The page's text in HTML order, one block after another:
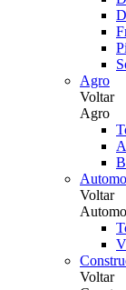
Agro
Voltar
Agro
Voltar
Voltar